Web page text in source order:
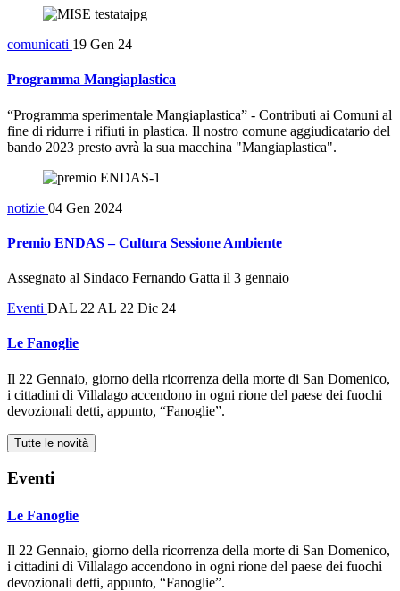
comunicati 19 Gen 24
Programma Mangiaplastica
“Programma sperimentale Mangiaplastica” - Contributi ai Comuni al
fine di ridurre i rifiuti in plastica. Il nostro comune aggiudicatario del
bando 2023 presto avrà la sua macchina "Mangiaplastica".
notizie 04 Gen 2024
Premio ENDAS – Cultura Sessione Ambiente
Assegnato al Sindaco Fernando Gatta il 3 gennaio
Eventi DAL 22 AL 22 Dic 24
Le Fanoglie
Il 22 Gennaio, giorno della ricorrenza della morte di San Domenico,
i cittadini di Villalago accendono in ogni rione del paese dei fuochi
devozionali detti, appunto, “Fanoglie”.
Tutte le novità
Eventi
Le Fanoglie
Il 22 Gennaio, giorno della ricorrenza della morte di San Domenico,
i cittadini di Villalago accendono in ogni rione del paese dei fuochi
devozionali detti, appunto, “Fanoglie”.